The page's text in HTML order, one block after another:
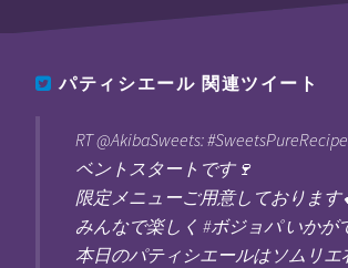
パティシエール 関連ツイート
RT @AkibaSweets:
ベントスタートです🍷
限定メニューご用意しております
みんなで楽しく #ボジョパ いかが
本日のパティシエールはソムリエ